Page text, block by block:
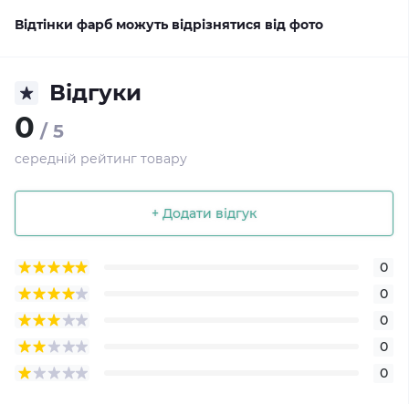
Відтінки фарб можуть відрізнятися від фото
Відгуки
0 / 5
середній рейтинг товару
+ Додати відгук
0
0
0
0
0